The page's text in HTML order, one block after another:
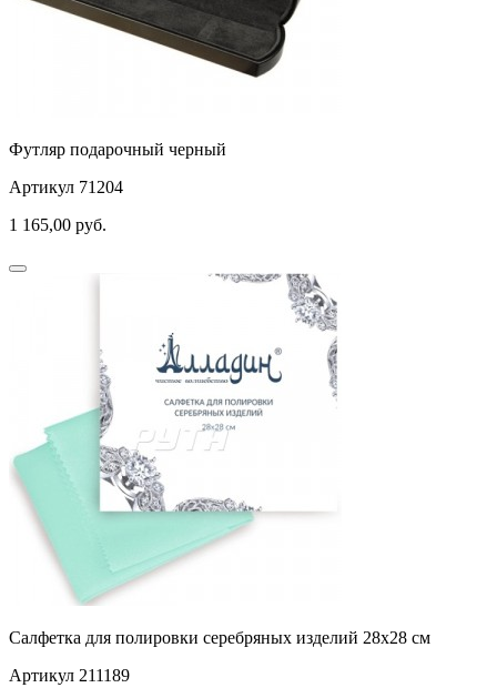
Футляр подарочный черный
Артикул 71204
1 165,00 руб.
Салфетка для полировки серебряных изделий 28х28 см
Артикул 211189